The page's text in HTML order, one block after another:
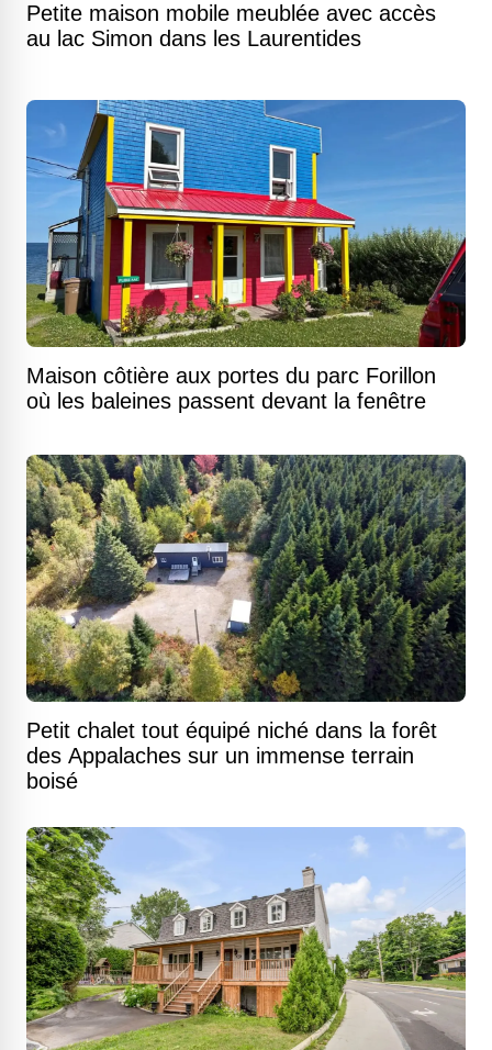
Petite maison mobile meublée avec accès
au lac Simon dans les Laurentides
Maison côtière aux portes du parc Forillon
où les baleines passent devant la fenêtre
Petit chalet tout équipé niché dans la forêt
des Appalaches sur un immense terrain
boisé